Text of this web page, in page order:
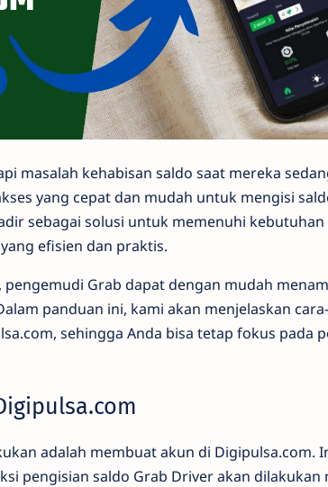
masalah kehabisan saldo saat mereka
yang cepat dan mudah untuk mengisi
sebagai solusi untuk memenuhi
efisien dan praktis.
Grab dapat dengan mudah
panduan ini, kami akan menjelaskan
sehingga Anda bisa tetap fokus pada
adalah membuat akun di Digipulsa.com.
pengisian saldo Grab Driver akan dilakukan